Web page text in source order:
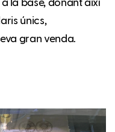
la base, donant així
únics,
gran venda.